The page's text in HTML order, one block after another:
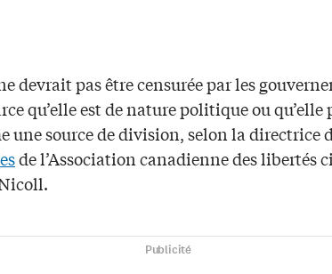
devrait pas être censurée par les
qu’elle est de nature politique ou
une source de division, selon la directrice
de l’Association canadienne des libertés
Publicité